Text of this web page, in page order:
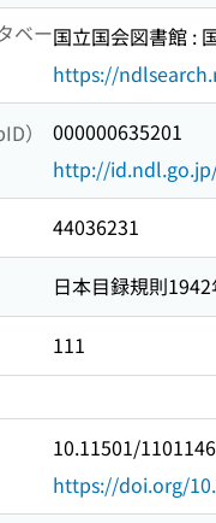
ベー国立国会図書館 :
https://
）
000000635201
http://
44036231
日本目録規則
111
10.11501/1101146
https://doi.org/